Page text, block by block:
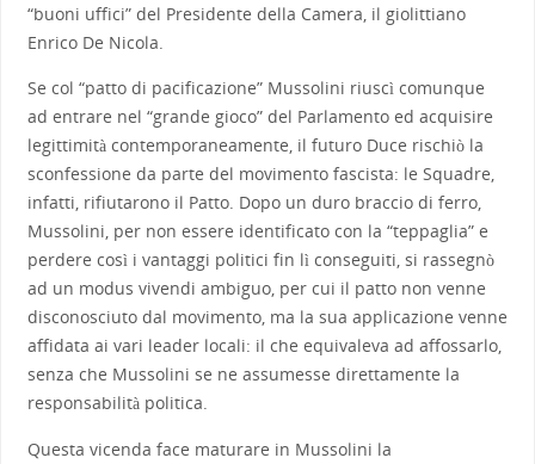
“buoni uffici” del Presidente della Camera, il giolittiano
Enrico De Nicola.
Se col “patto di pacificazione” Mussolini riuscì comunque
ad entrare nel “grande gioco” del Parlamento ed acquisire
legittimità contemporaneamente, il futuro Duce rischiò la
sconfessione da parte del movimento fascista: le Squadre,
infatti, rifiutarono il Patto. Dopo un duro braccio di ferro,
Mussolini, per non essere identificato con la “teppaglia” e
perdere così i vantaggi politici fin lì conseguiti, si rassegnò
ad un modus vivendi ambiguo, per cui il patto non venne
disconosciuto dal movimento, ma la sua applicazione venne
affidata ai vari leader locali: il che equivaleva ad affossarlo,
senza che Mussolini se ne assumesse direttamente la
responsabilità politica.
Questa vicenda face maturare in Mussolini la